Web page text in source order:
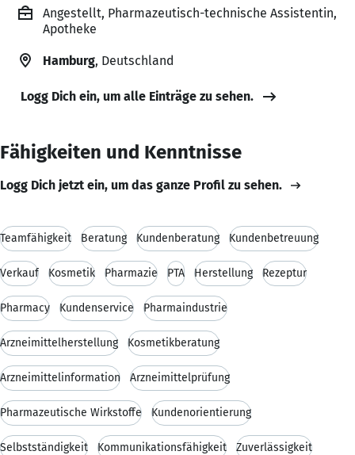
Angestellt, Pharmazeutisch-technische Assistentin,
Apotheke
Hamburg, Deutschland
Logg Dich ein, um alle Einträge zu sehen.
Fähigkeiten und Kenntnisse
Logg Dich jetzt ein, um das ganze Profil zu sehen.
Teamfähigkeit Beratung Kundenberatung Kundenbetreuung
Verkauf Kosmetik Pharmazie PTA Herstellung Rezeptur
Pharmacy Kundenservice Pharmaindustrie
Arzneimittelherstellung Kosmetikberatung
Arzneimittelinformation Arzneimittelprüfung
Pharmazeutische Wirkstoffe Kundenorientierung
Selbstständigkeit Kommunikationsfähigkeit Zuverlässigkeit